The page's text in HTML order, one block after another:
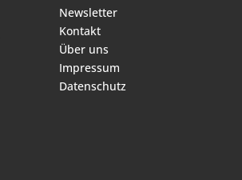
Newsletter
Kontakt
Über uns
Impressum
Datenschutz